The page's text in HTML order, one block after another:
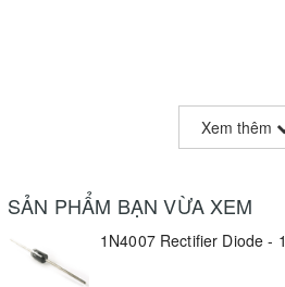
Xem thêm
SẢN PHẨM BẠN VỪA XEM
1N4007 Rectifier Diode -